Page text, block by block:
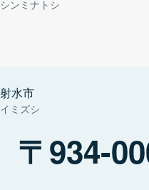
シンミナトシ
射水市
イミズシ
934-